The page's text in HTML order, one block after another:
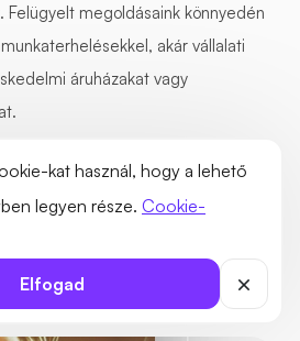
kat használ, hogy a lehető
legyen része. Cookie-
Elfogad
Felügyelt megoldásaink könnyedén
akár vállalati
áruházakat vagy
30+ globális adatközpont